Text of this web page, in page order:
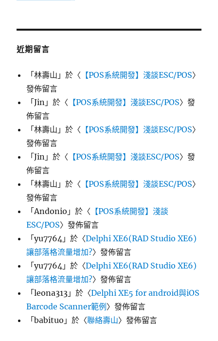
近期留言
「林壽山 」於〈 【POS系統開發】淺談ESC/POS〉
發佈留言
「Jin 」於〈 【POS系統開發】淺談ESC/POS〉發
佈留言
「林壽山 」於〈 【POS系統開發】淺談ESC/POS〉
發佈留言
「Jin 」於〈 【POS系統開發】淺談ESC/POS〉發
佈留言
「林壽山 」於〈 【POS系統開發】淺談ESC/POS〉
發佈留言
「Andonio 」於〈 【POS系統開發】淺談
ESC/POS〉發佈留言
「yu7764 」於〈Delphi XE6(RAD Studio XE6)
讓部落格流量增加?〉發佈留言
「yu7764 」於〈Delphi XE6(RAD Studio XE6)
讓部落格流量增加?〉發佈留言
「leona313 」於〈Delphi XE5 for android與iOS
Barcode Scanner範例〉發佈留言
「babituo 」於〈聯絡壽山〉發佈留言